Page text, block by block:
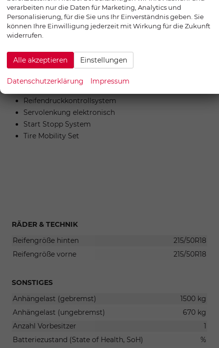
Tagfahrlicht
LED Rückleuchten
Wärmeschutzverglasung
Räder & Technik
18 Zoll LM Räder mit Bereifung 215/50R18
Reifendruckkontrollsystem
Servolenkung elektronisch
Start Stopp System
Tire Mobility Set
RÄDER & TECHNIK
Reifengröße hinten
215/50R18
Reifengröße vorne
215/50R18
SONSTIGES
Anhängelast (gebremst)
1500 kg
Anhängelast (ungebremst)
670 kg
Anzahl Vorbesitzer
1
Batteriezustand (State of Health, SoH)
%
verarbeiten nur die Daten für Marketing, Analytics und
Personalisierung, für die Sie uns Ihr Einverständnis geben. Sie
können Ihre Einwilligung jederzeit mit Wirkung für die Zukunft
widerrufen.
Alle akzeptieren Einstellungen
Datenschutzerklärung Impressum